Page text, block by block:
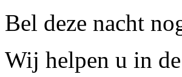
Bel deze nacht
Wij helpen u in